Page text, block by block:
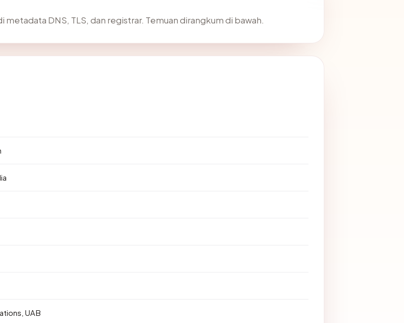
metadata DNS, TLS, dan registrar. Temuan dirangkum di bawah.
UAB